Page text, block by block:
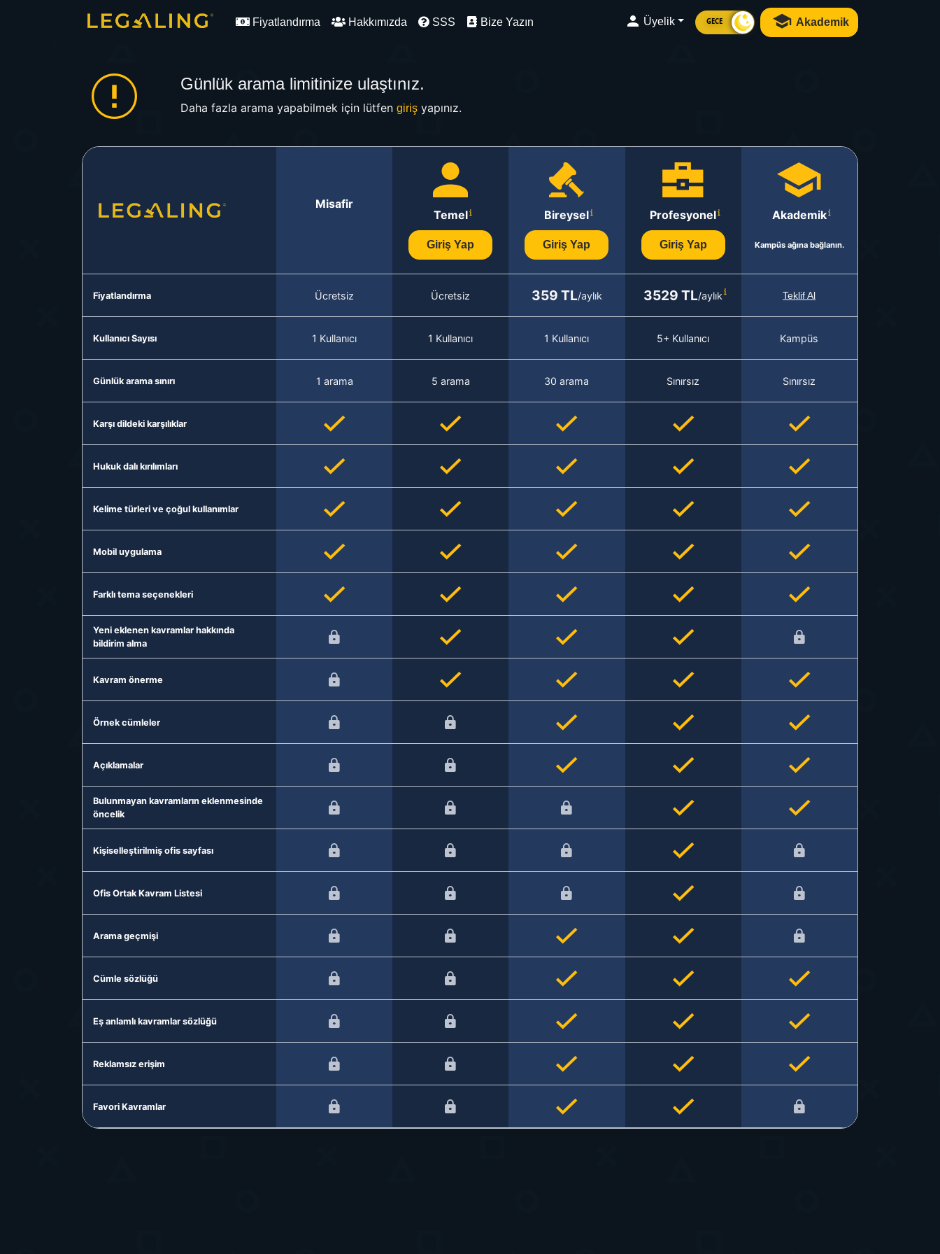
Fiyatlandırma Hakkımızda SSS Bize Yazın Üyelik GECE Akademik
Günlük arama limitinize ulaştınız.
Daha fazla arama yapabilmek için lütfen girişyapınız.
Misafir
Temel
Giriş Yap
Bireysel
Giriş Yap
Profesyonel
Giriş Yap
Akademik
Kampüs ağına bağlanın.
Fiyatlandırma Ücretsiz Ücretsiz 359 TL/aylık 3529 TL/aylık Teklif Al
Kullanıcı Sayısı 1 Kullanıcı 1 Kullanıcı 1 Kullanıcı 5+ Kullanıcı Kampüs
Günlük arama sınırı 1 arama 5 arama 30 arama Sınırsız Sınırsız
Karşı dildeki karşılıklar
Hukuk dalı kırılımları
Kelime türleri ve çoğul kullanımlar
Mobil uygulama
Farklı tema seçenekleri
Yeni eklenen kavramlar hakkında
bildirim alma
Kavram önerme
Örnek cümleler
Açıklamalar
Bulunmayan kavramların eklenmesinde
öncelik
Kişiselleştirilmiş ofis sayfası
Ofis Ortak Kavram Listesi
Arama geçmişi
Cümle sözlüğü
Eş anlamlı kavramlar sözlüğü
Reklamsız erişim
Favori Kavramlar